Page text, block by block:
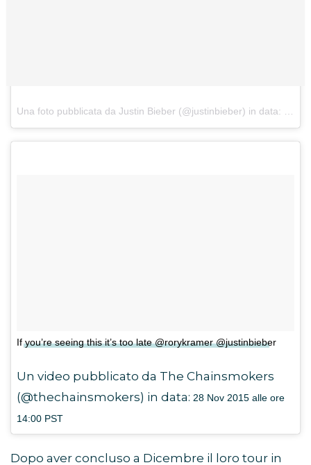
Una foto pubblicata da Justin Bieber (@justinbieber) in data:
28
If you’re seeing this it’s too late @rorykramer @justinbieber
Un video pubblicato da The Chainsmokers
(@thechainsmokers) in data: 28 Nov 2015 alle ore
14:00 PST
Dopo aver concluso a Dicembre il loro tour in